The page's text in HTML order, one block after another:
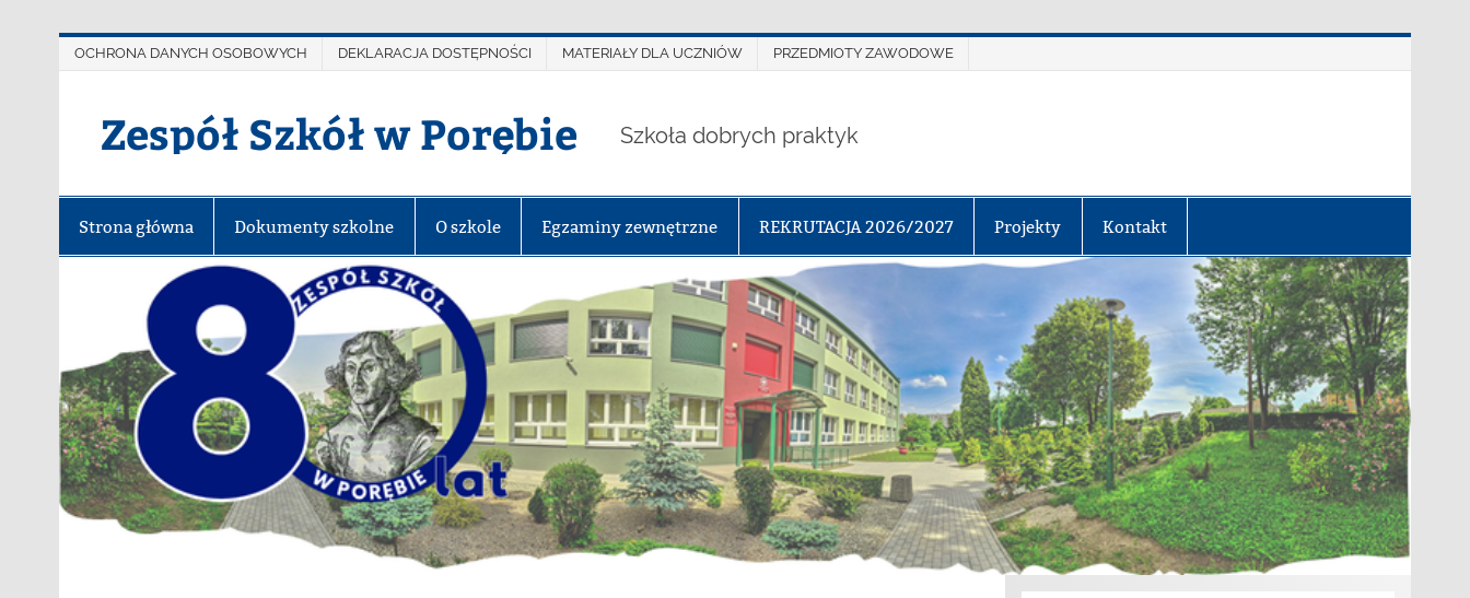
OCHRONA DANYCH OSOBOWYCH DEKLARACJA DOSTĘPNOŚCI MATERIAŁY DLA UCZNIÓW PRZEDMIOTY ZAWODOWE
Zespół Szkół w Porębie Szkoła dobrych praktyk
Strona główna Dokumenty szkolne O szkole Egzaminy zewnętrzne REKRUTACJA 2026/2027 Projekty Kontakt